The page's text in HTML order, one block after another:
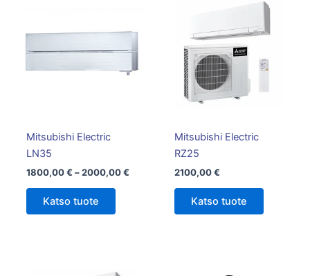
Mitsubishi Electric
LN35
1800,00€ – 2000,00€
Katso tuote
muunnelma.
Voit
Mitsubishi Electric
RZ25
2100,00€
Katso tuote